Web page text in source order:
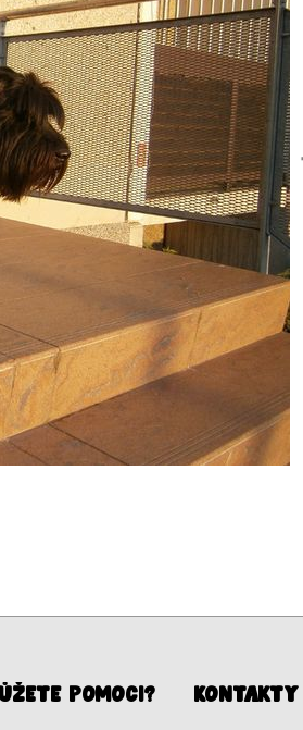
pomoci? Kontakty